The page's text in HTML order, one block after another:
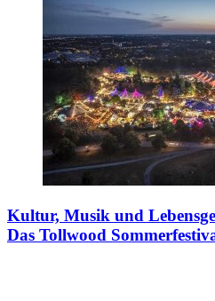
Kultur, Musik und
Das Tollwood